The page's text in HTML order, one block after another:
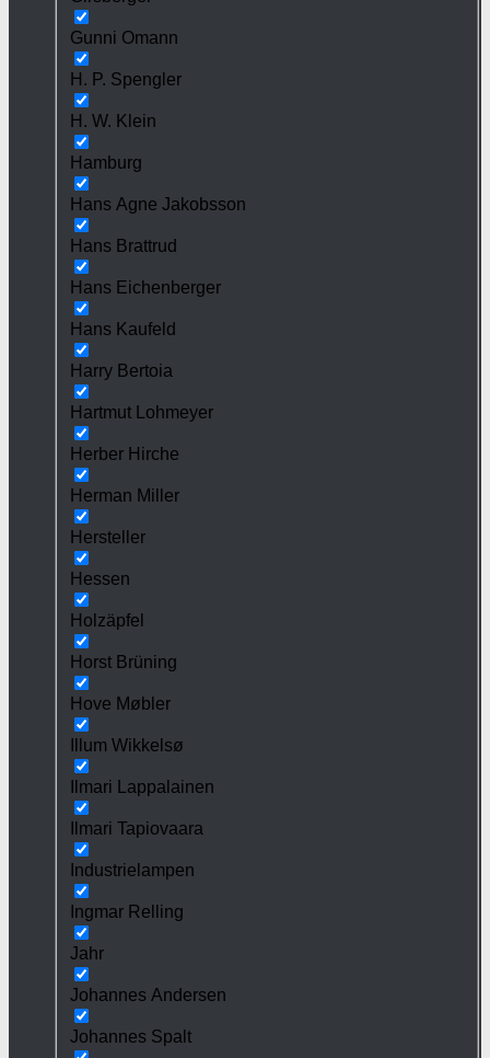
Gunni Omann
H. P. Spengler
H. W. Klein
Hamburg
Hans Agne Jakobsson
Hans Brattrud
Hans Eichenberger
Hans Kaufeld
Harry Bertoia
Hartmut Lohmeyer
Herber Hirche
Herman Miller
Hersteller
Hessen
Holzäpfel
Horst Brüning
Hove Møbler
Illum Wikkelsø
Ilmari Lappalainen
Ilmari Tapiovaara
Industrielampen
Ingmar Relling
Jahr
Johannes Andersen
Johannes Spalt